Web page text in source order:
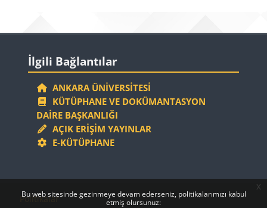
Bu web sitesinde gezinmeye devam ederseniz, politikalarımızı kabul
etmiş olursunuz:
x
Bloklar
İlgili Bağlantılar
ANKARA ÜNIVERSITESI
KÜTÜPHANE VE DOKÜMANTASYON
DAIRE BAŞKANLIĞI
AÇIK ERIŞIM YAYINLAR
E-KÜTÜPHANE
Bloklar
Bloklar
Politikalar